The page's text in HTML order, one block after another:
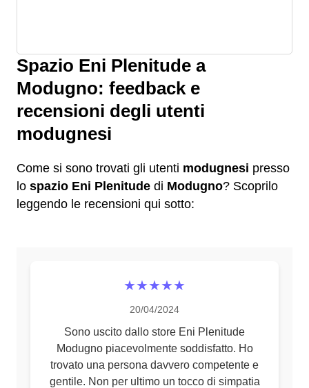
Spazio Eni Plenitude a
Modugno: feedback e
recensioni degli utenti
modugnesi
Come si sono trovati gli utenti modugnesi presso
lo spazio Eni Plenitude di Modugno? Scoprilo
leggendo le recensioni qui sotto:
★★★★★
20/04/2024
Sono uscito dallo store Eni Plenitude
Modugno piacevolmente soddisfatto. Ho
trovato una persona davvero competente e
gentile. Non per ultimo un tocco di simpatia